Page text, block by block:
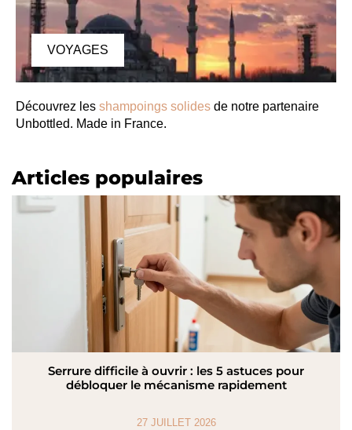
VOYAGES
Découvrez les shampoings solides de notre partenaire
Unbottled. Made in France.
Articles populaires
Serrure difficile à ouvrir : les 5 astuces pour
débloquer le mécanisme rapidement
27 JUILLET 2026